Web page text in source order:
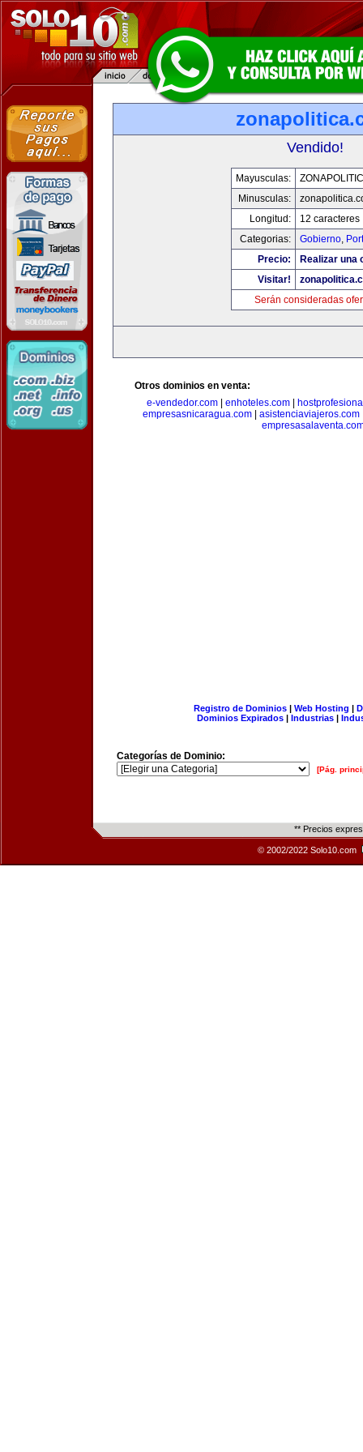
Vendido!
Mayusculas:
Minusculas:
Longitud:
12 caracteres
Categorias:
Gobierno,
Precio:
Realizar una
Visitar!
Serán consideradas
Otros dominios en venta:
e-vendedor.com| enhoteles.com|
empresasnicaragua.com| asistenciaviajeros.com
Registro de Dominios| Web Hosting |
Dominios Expirados | Industrias |
Categorías de Dominio:
[Pág.
** Precios
© 2002/2022 Solo10.com